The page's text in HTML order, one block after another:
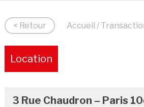
< Retour Accueil /
Location
3 Rue Chaudron – Paris